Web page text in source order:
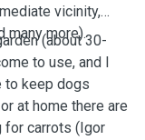
vicinity,
many more).
(about 30-
to use, and I
to keep dogs
at home there are
for carrots (Igor